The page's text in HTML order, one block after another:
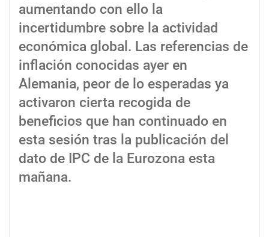
aumentando con ello la
incertidumbre sobre la actividad
económica global. Las referencias de
inflación conocidas ayer en
Alemania, peor de lo esperadas ya
activaron cierta recogida de
beneficios que han continuado en
esta sesión tras la publicación del
dato de IPC de la Eurozona esta
mañana.